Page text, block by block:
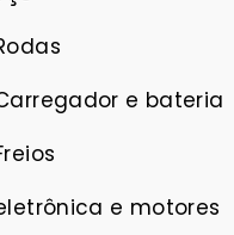
e bateria
e motores